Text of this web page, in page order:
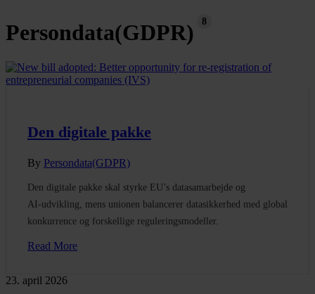
Persondata(GDPR) 8
Den digitale pakke
By Persondata(GDPR)
Den digitale pakke skal styrke EU’s datasamarbejde og
AI‑udvikling, mens unionen balancerer datasikkerhed med global
konkurrence og forskellige reguleringsmodeller.
Read More
23. april 2026